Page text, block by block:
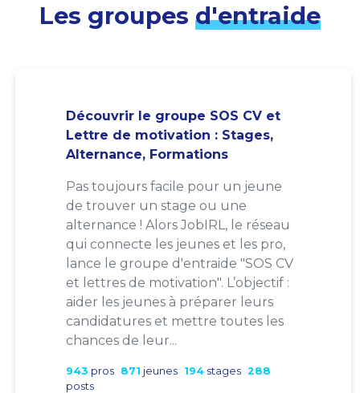
Les groupes d'entraide
Découvrir le groupe SOS CV et
Lettre de motivation : Stages,
Alternance, Formations
Pas toujours facile pour un jeune
de trouver un stage ou une
alternance ! Alors JobIRL, le réseau
qui connecte les jeunes et les pro,
lance le groupe d'entraide "SOS CV
et lettres de motivation". L’objectif :
aider les jeunes à préparer leurs
candidatures et mettre toutes les
chances de leur...
943 pros 871 jeunes 194 stages 288
posts